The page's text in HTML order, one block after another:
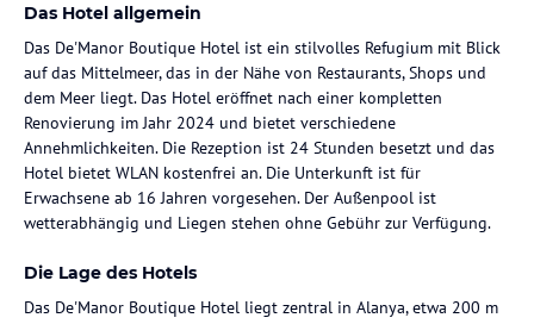
Das Hotel allgemein
Das De'Manor Boutique Hotel ist ein stilvolles Refugium mit Blick
auf das Mittelmeer, das in der Nähe von Restaurants, Shops und
dem Meer liegt. Das Hotel eröffnet nach einer kompletten
Renovierung im Jahr 2024 und bietet verschiedene
Annehmlichkeiten. Die Rezeption ist 24 Stunden besetzt und das
Hotel bietet WLAN kostenfrei an. Die Unterkunft ist für
Erwachsene ab 16 Jahren vorgesehen. Der Außenpool ist
wetterabhängig und Liegen stehen ohne Gebühr zur Verfügung.
Die Lage des Hotels
Das De'Manor Boutique Hotel liegt zentral in Alanya, etwa 200 m